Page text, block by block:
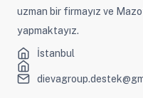
uzman bir firmayız ve
yapmaktayız.
İstanbul